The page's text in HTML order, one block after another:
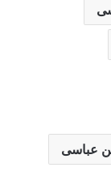
عباسی